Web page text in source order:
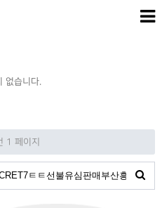
없습니다.
1 페이지